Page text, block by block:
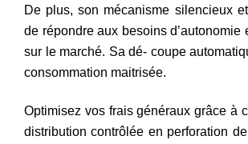
De plus, son mécanisme silencieux
de répondre aux besoins d’autonomie
sur le marché. Sa dé- coupe
consommation maitrisée.
Optimisez vos frais généraux grâce à
distribution contrôlée en perforation